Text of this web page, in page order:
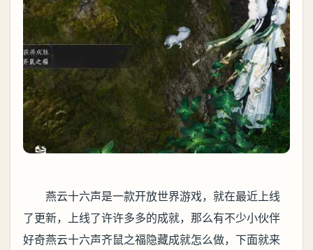
燕云十六声是一款开放世界游戏，就在最近上线
了更新，上线了许许多多的成就，那么有不少小伙伴
好奇燕云十六声齐鼠之福隐藏成就怎么做，下面就来